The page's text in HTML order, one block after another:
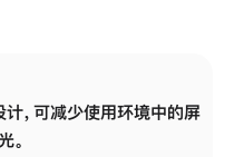
，可减少使用环境中的屏
。